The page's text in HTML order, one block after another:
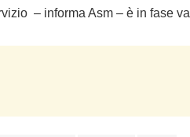
– informa Asm – è in fase